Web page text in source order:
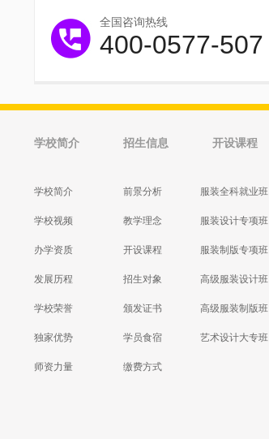
全国咨询热线
400-0577-507
学校简介
学校简介
学校视频
办学资质
发展历程
学校荣誉
独家优势
师资力量
招生信息
前景分析
教学理念
开设课程
招生对象
颁发证书
学员食宿
缴费方式
开设课程
服装全科就业班
服装设计专项班
服装制版专项班
高级服装设计班
高级服装制版班
艺术设计大专班